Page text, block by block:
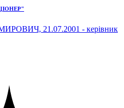
21.07.2001 - керівник